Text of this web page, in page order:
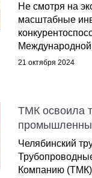
Не смотря на
масштабные
21 октября 2024
ТМК освоила
Челябинский
Компанию